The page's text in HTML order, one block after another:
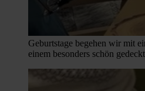
Geburtstage begehen wir mit
einem besonders schön